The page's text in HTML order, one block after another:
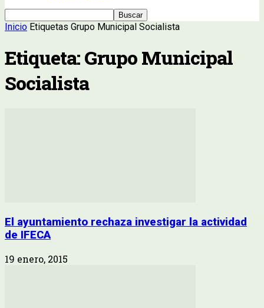
Inicio Etiquetas Grupo Municipal Socialista
Etiqueta: Grupo Municipal
Socialista
El ayuntamiento rechaza investigar la actividad
de IFECA
19 enero, 2015